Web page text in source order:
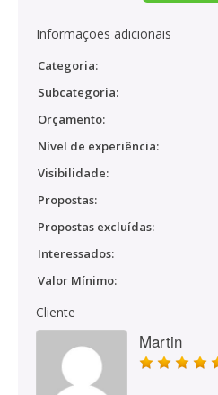
Informações adicionais
Categoria:
Subcategoria:
Orçamento:
Nível de experiência:
Visibilidade:
Propostas:
Propostas excluídas:
Interessados:
Valor Mínimo:
Cliente
Martin